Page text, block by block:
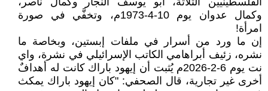
وكمال عدوان يوم 10-4-1973م، وتخفَّي في صورة
امرأة!
إن ما ورد من أسرار في ملفات إبستين، وبخاصة ما
نشره، زئيف أبراهامي الكاتب الإسرائيلي في نشرة، واي
نت يوم 6-2-2026م يُثبت أن إيهود باراك كانت له أهدافٌ
أخرى غير تجارية، قال الصحفي: "كان إيهود باراك يمكث